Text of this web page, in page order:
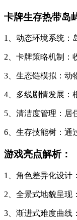
卡牌生存热带岛
1、动态环境系统：
2、卡牌策略机制：
3、生态链模拟：动
4、多线剧情发展：
5、清洁度管理：居
6、生存技能树：通
游戏亮点解析：
1、角色差异化设计
2、全景式地貌呈现
3、渐进式难度曲线